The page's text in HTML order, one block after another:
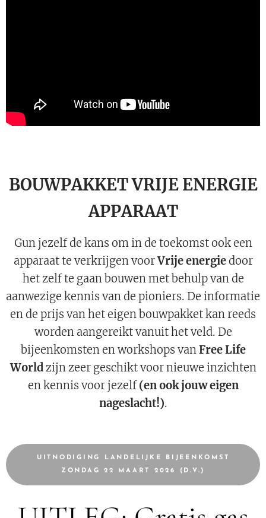
BOUWPAKKET VRIJE ENERGIE
APPARAAT
Gun jezelf de kans om in de toekomst ook een
apparaat te verkrijgen voorVrije energiedoor
het zelf te gaan bouwen met behulp van de
aanwezige kennis van de pioniers. De informatie
en de prijs van het eigen bouwpakket kan reeds
worden aangereikt vanuit het veld. De
bijeenkomsten en workshops van Free Life
Worldzijn zeer geschikt voor nieuwe inzichten
en kennis voor jezelf(en ook jouw eigen
nageslacht!).
UITNODIGING LANDELIJKE BIJEENKOMST
ZONDAG 22 MAART 2026 (D.V.)